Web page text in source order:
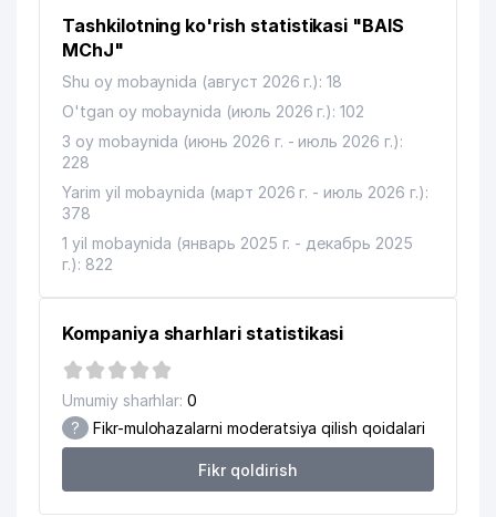
Tashkilotning ko'rish statistikasi "BAIS
MChJ"
Shu oy mobaynida (август 2026 г.): 18
O'tgan oy mobaynida (июль 2026 г.): 102
3 oy mobaynida (июнь 2026 г. - июль 2026 г.):
228
Yarim yil mobaynida (март 2026 г. - июль 2026 г.):
378
1 yil mobaynida (январь 2025 г. - декабрь 2025
г.): 822
Kompaniya sharhlari statistikasi
Umumiy sharhlar: 0
? Fikr-mulohazalarni moderatsiya qilish qoidalari
Fikr qoldirish